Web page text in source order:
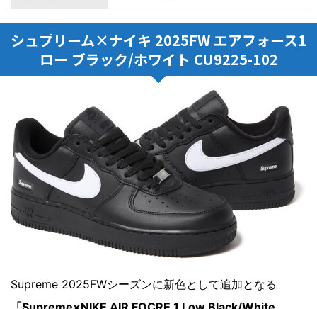
シュプリーム×ナイキ 2025FW エアフォース1
ロー ブラック/ホワイト CU9225-102
Supreme 2025FWシーズンに新色として追加となる